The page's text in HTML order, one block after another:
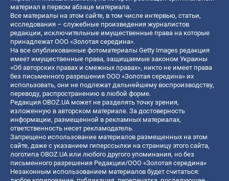
материал в первом абзаце материала.
Все материалы на этом сайте, в том числе интервью, статьи,
исследования – служебные произведения журналистов
редакции, исключительные имущественные права на которые
принадлежат ООО «Золотая середина».
На все опубликованные фотоматериалы Getty Images редакция
имеет имущественные права, защищаемые законом Украины
«Об авторских правах и смежных правах», никто не имеет права
без письменного разрешения ООО «Золотая середина» их
использовать, они не подлежат дальнейшему воспроизводству,
переводу, распространению в любой форме.
Редакция OBOZ.UA может не разделять точку зрения,
изложенную в авторском материале. За достоверность
информации, размещенной в рекламных материалах,
ответственность несет рекламодатель.
Запрещено использование материалов размещенных на этом
сайте, даже с указанием гиперссылки на страницу этого сайта,
логотипа OBOZ.UA или любого другого упоминания, но без
письменного разрешения Редакции/ООО «Золотая середина»
Незаконным использованием материалов будет считаться: